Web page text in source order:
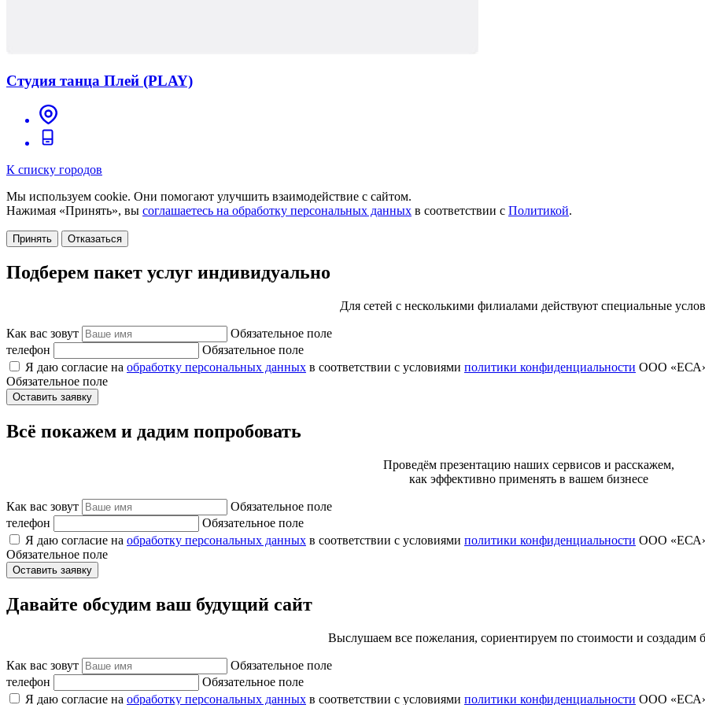
Студия танца Плей (PLAY)
К списку городов
Мы используем cookie. Они помогают улучшить взаимодействие с сайтом.
Нажимая «Принять», вы соглашаетесь на обработку персональных данных в соответствии с Политикой.
Принять Отказаться
Подберем пакет услуг индивидуально
Для сетей с несколькими филиалами действуют специальные
Как вас зовут
Обязательное поле
телефон
Обязательное поле
Я даю согласие на обработку персональных данных в соответствии с условиями политики конфиденциальности ООО
Обязательное поле
Оставить заявку
Всё покажем и дадим попробовать
Проведём презентацию наших сервисов и расскажем,
как эффективно применять в вашем бизнесе
Как вас зовут
Обязательное поле
телефон
Обязательное поле
Я даю согласие на обработку персональных данных в соответствии с условиями политики конфиденциальности ООО
Обязательное поле
Оставить заявку
Давайте обсудим ваш будущий сайт
Выслушаем все пожелания, сориентируем по стоимости и создадим
Как вас зовут
Обязательное поле
телефон
Обязательное поле
Я даю согласие на обработку персональных данных в соответствии с условиями политики конфиденциальности ООО